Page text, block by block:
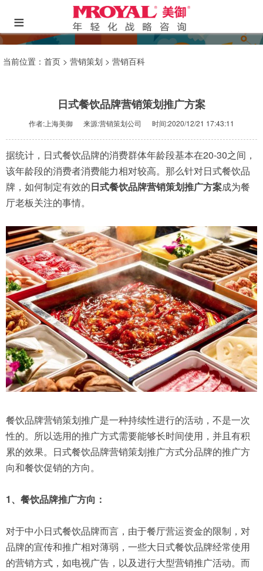
≡
当前位置： 首页 > 营销策划 > 营销百科
日式餐饮品牌营销策划推广方案
作者:上海美御 来源:营销策划公司 时间:2020/12/21 17:43:11
据统计，日式餐饮品牌的消费群体年龄段基本在20-30之间，
该年龄段的消费者消费能力相对较高。那么针对日式餐饮品
牌，如何制定有效的日式餐饮品牌营销策划推广方案成为餐
厅老板关注的事情。
餐饮品牌营销策划推广是一种持续性进行的活动，不是一次
性的。所以选用的推广方式需要能够长时间使用，并且有积
累的效果。日式餐饮品牌营销策划推广方式分品牌的推广方
向和餐饮促销的方向。
1、餐饮品牌推广方向：
对于中小日式餐饮品牌而言，由于餐厅营运资金的限制，对
品牌的宣传和推广相对薄弱，一些大日式餐饮品牌经常使用
的营销方式，如电视广告，以及进行大型营销推广活动。而